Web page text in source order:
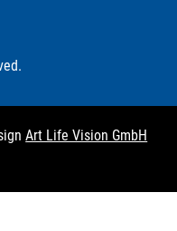
Art Life Vision GmbH